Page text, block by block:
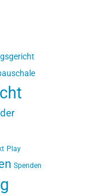
Play
Spenden